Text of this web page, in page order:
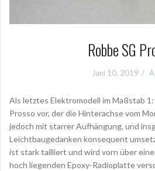
Robbe SG
Juni 10, 2019
Als letztes Elektromodell im Maßstab
Prosso vor, der die Hinterachse vom
jedoch mit starrer Aufhängung, und
Leichtbaugedanken konsequent
ist stark tailliert und wird vorn über
hoch liegenden Epoxy-Radioplatte